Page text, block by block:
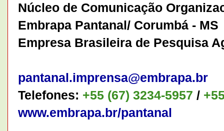
Núcleo de Comunicação
Embrapa Pantanal/ Corumbá - MS
Empresa Brasileira de Pesquisa
pantanal.imprensa@embrapa.br
Telefones: +55 (67) 3234-5957 /
www.embrapa.br/pantanal